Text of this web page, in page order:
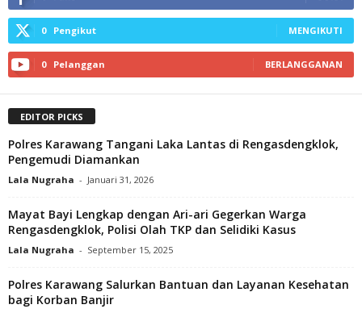
0 Pengikut MENGIKUTI
0 Pelanggan BERLANGGANAN
EDITOR PICKS
Polres Karawang Tangani Laka Lantas di Rengasdengklok,
Pengemudi Diamankan
Lala Nugraha - Januari 31, 2026
Mayat Bayi Lengkap dengan Ari-ari Gegerkan Warga
Rengasdengklok, Polisi Olah TKP dan Selidiki Kasus‎
Lala Nugraha - September 15, 2025
Polres Karawang Salurkan Bantuan dan Layanan Kesehatan
bagi Korban Banjir